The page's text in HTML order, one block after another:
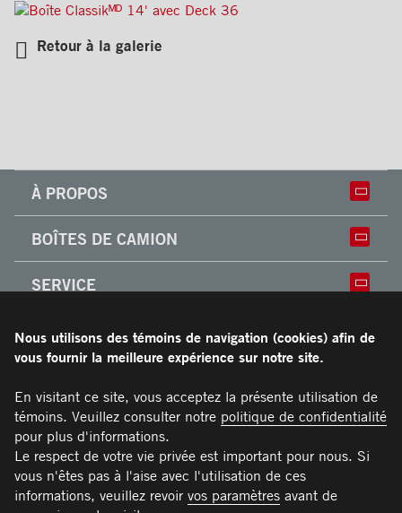
Retour à la galerie
À PROPOS
Culture
Usine
Partenaire
BOÎTES DE CAMION
Classik
Boîtes réfrigérées
Frio
SERVICE
Réparation et installation
de monte-charges
ACCESSOIRES
Portes
Planchers
Marches
Barres d'attaches
Éclairages
Poignées
Garantie limitée de Transit
Manuel du propriétaire et Procédures d’entretien
recommandées
CARRIÈRES
NOUS JOINDRE
Téléphone : 514 382-0104
Sans frais : 1 877 382-0104
Télécopieur :514 383-5636
Pièces :PIECES@TRANSIT.CA
Service :SERVICE@TRANSIT.CA
Ventes :VENTES@TRANSIT.CA
3600, boulevard Industriel
Nous utilisons des témoins de navigation (cookies) afin de
vous fournir la meilleure expérience sur notre site.
En visitant ce site, vous acceptez la présente utilisation de
témoins. Veuillez consulter notre politique de confidentialité
pour plus d'informations.
Le respect de votre vie privée est important pour nous. Si
vous n'êtes pas à l'aise avec l'utilisation de ces
informations, veuillez revoir vos paramètres avant de